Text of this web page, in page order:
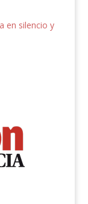
en silencio y